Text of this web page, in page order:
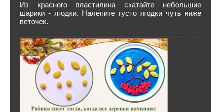
Из красного пластилина скатайте небольшие
шарики - ягодки. Налепите густо ягодки чуть ниже
веточек.